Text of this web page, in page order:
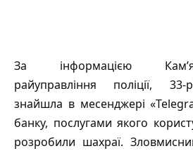
За інформацією
райуправління поліції, 33-
знайшла в месенджері
банку, послугами якого
розробили шахраї.